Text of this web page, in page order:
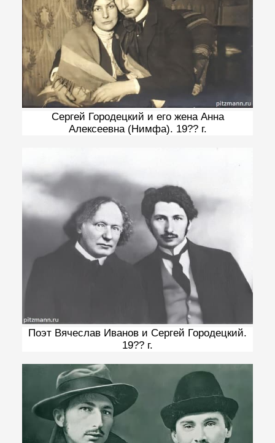
Сергей Городецкий и его жена Анна
Алексеевна (Нимфа). 19?? г.
Поэт Вячеслав Иванов и Сергей Городецкий.
19?? г.